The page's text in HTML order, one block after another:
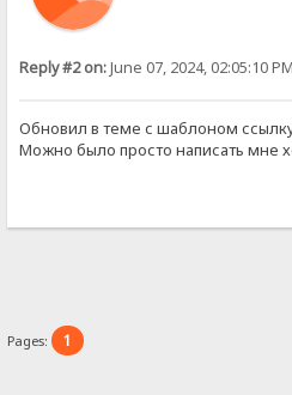
Reply #2 on:June 07, 2024, 02:05:10 PM
Обновил в теме с шаблоном
Можно было просто написать мне
Pages: 1